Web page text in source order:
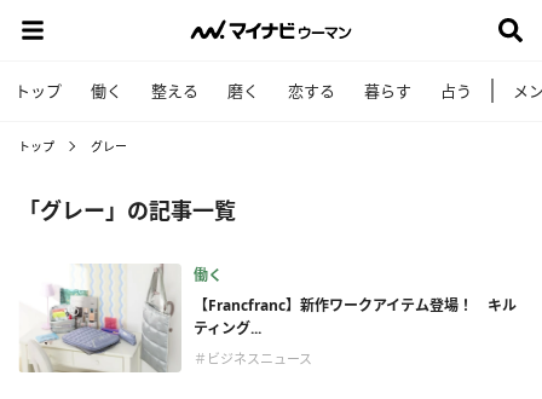
トップ 働く 整える 磨く 恋する 暮らす 占う メ
トップ グレー
「グレー」の記事一覧
働く
【Francfranc】新作ワークアイテム登場！ キル
ティング...
＃ビジネスニュース